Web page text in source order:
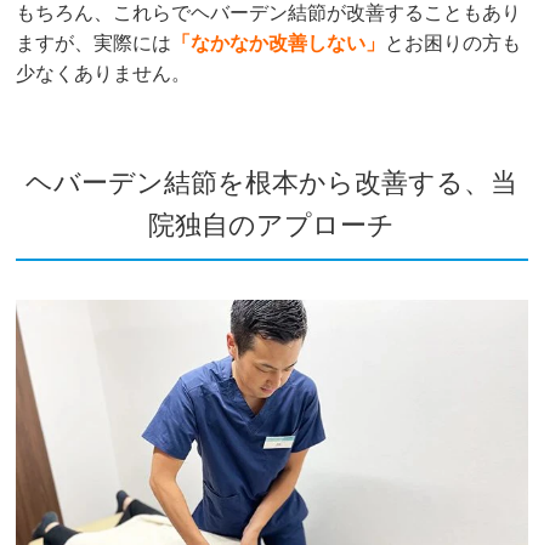
もちろん、これらでヘバーデン結節が改善することもあり
ますが、実際には 「なかなか改善しない」 とお困りの方も
少なくありません。
ヘバーデン結節を根本から改善する、当
院独自のアプローチ